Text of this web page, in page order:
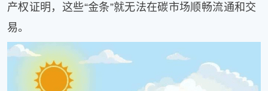
产权证明，这些“金条”就无法在碳市场顺畅流通和交
易。